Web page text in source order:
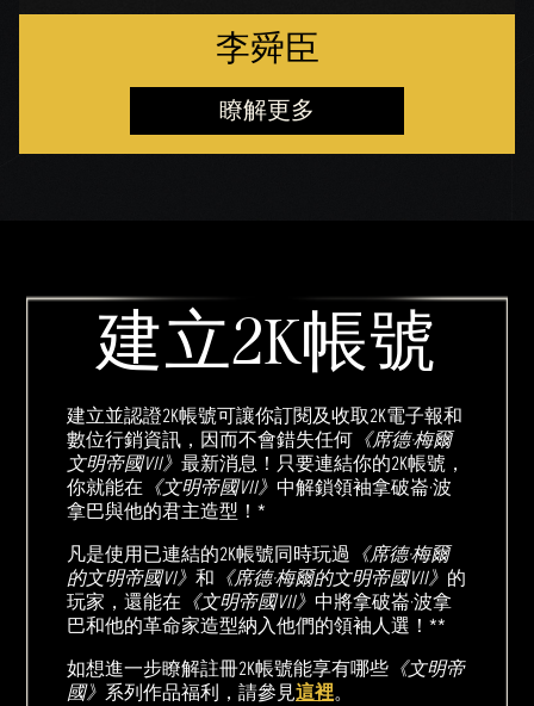
李舜臣
瞭解更多
建立2K帳號
建立並認證2K帳號可讓你訂閱及收取2K電子報和
數位行銷資訊，因而不會錯失任何 《席德·梅爾
文明帝國VII》 最新消息！只要連結你的2K帳號，
你就能在 《文明帝國VII》 中解鎖領袖拿破崙·波
拿巴與他的君主造型！*
凡是使用已連結的2K帳號同時玩過 《席德·梅爾
的文明帝國VI》 和 《席德·梅爾的文明帝國VII》 的
玩家，還能在 《文明帝國VII》 中將拿破崙·波拿
巴和他的革命家造型納入他們的領袖人選！**
如想進一步瞭解註冊2K帳號能享有哪些 《文明帝
國》 系列作品福利，請參見這裡。